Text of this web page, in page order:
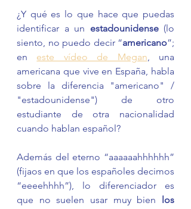
¿Y qué es lo que hace que puedas
identificar a un estadounidense (lo
siento, no puedo decir “americano”;
en este vídeo de Megan, una
americana que vive en España, habla
sobre la diferencia "americano" /
"estadounidense") de otro
estudiante de otra nacionalidad
cuando hablan español?
Además del eterno “aaaaaahhhhhh”
(fijaos en que los españoles decimos
“eeeehhhh”), lo diferenciador es
que no suelen usar muy bien
los